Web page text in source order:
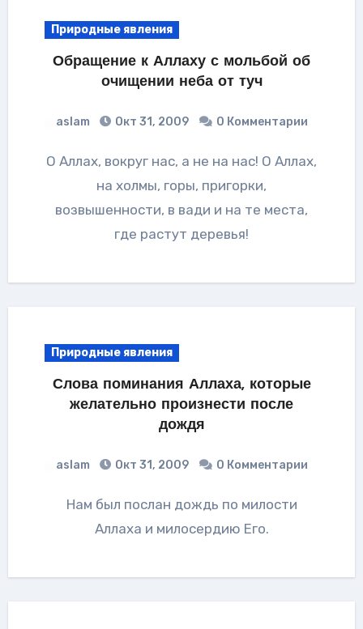
Природные явления
Обращение к Аллаху с мольбой об
очищении неба от туч
aslam Окт 31, 2009 0 Комментарии
О Аллах, вокруг нас, а не на нас! О Аллах,
на холмы, горы, пригорки,
возвышенности, в вади и на те места,
где растут деревья!
Природные явления
Слова поминания Аллаха, которые
желательно произнести после
дождя
aslam Окт 31, 2009 0 Комментарии
Нам был послан дождь по милости
Аллаха и милосердию Его.